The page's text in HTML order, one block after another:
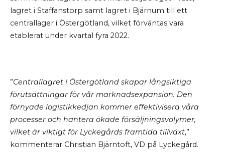
lagret i Staffanstorp samt lagret i Bjärnum till ett
centrallager i Östergötland, vilket förväntas vara
etablerat under kvartal fyra 2022.
”Centrallagret i Östergötland skapar långsiktiga
förutsättningar för vår marknadsexpansion. Den
förnyade logistikkedjan kommer effektivisera våra
processer och hantera ökade försäljningsvolymer,
vilket är viktigt för Lyckegårds framtida tillväxt,”
kommenterar Christian Bjärntoft, VD på Lyckegård.